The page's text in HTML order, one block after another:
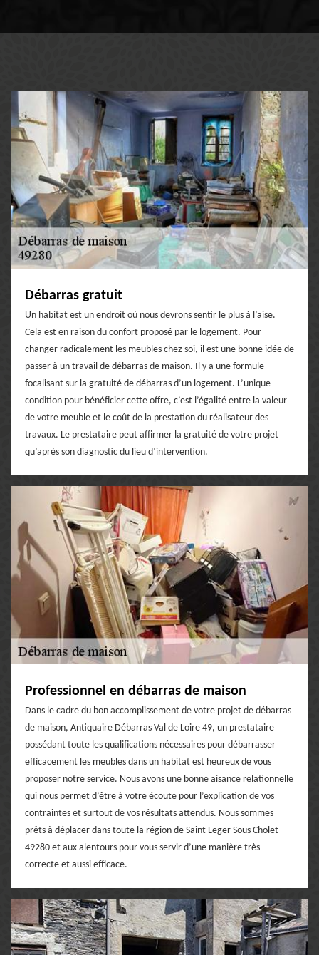
Débarras gratuit
Un habitat est un endroit où nous devrons sentir le plus à l’aise.
Cela est en raison du confort proposé par le logement. Pour
changer radicalement les meubles chez soi, il est une bonne idée de
passer à un travail de débarras de maison. Il y a une formule
focalisant sur la gratuité de débarras d’un logement. L’unique
condition pour bénéficier cette offre, c’est l’égalité entre la valeur
de votre meuble et le coût de la prestation du réalisateur des
travaux. Le prestataire peut affirmer la gratuité de votre projet
qu’après son diagnostic du lieu d’intervention.
Professionnel en débarras de maison
Dans le cadre du bon accomplissement de votre projet de débarras
de maison, Antiquaire Débarras Val de Loire 49, un prestataire
possédant toute les qualifications nécessaires pour débarrasser
efficacement les meubles dans un habitat est heureux de vous
proposer notre service. Nous avons une bonne aisance relationnelle
qui nous permet d’être à votre écoute pour l’explication de vos
contraintes et surtout de vos résultats attendus. Nous sommes
prêts à déplacer dans toute la région de Saint Leger Sous Cholet
49280 et aux alentours pour vous servir d’une manière très
correcte et aussi efficace.